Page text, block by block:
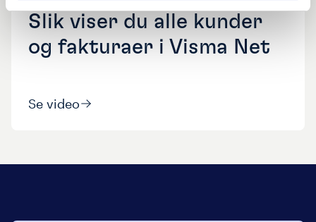
Slik viser du alle kunder
og fakturaer i Visma Net
Se video